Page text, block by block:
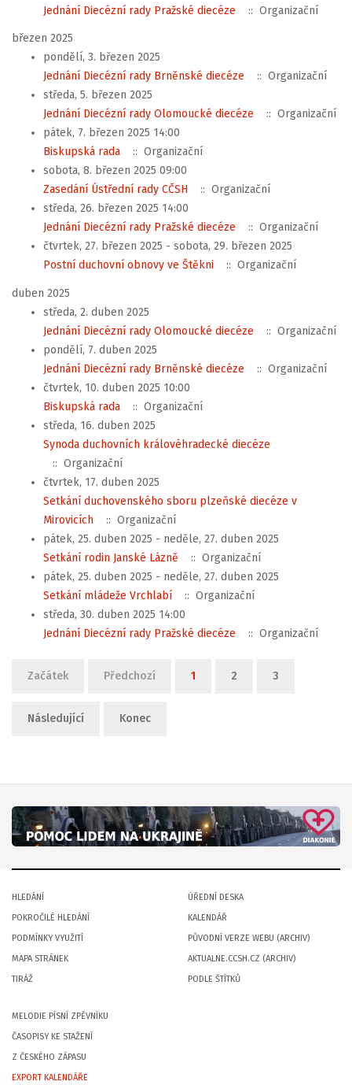
Jednání Diecézní rady Pražské diecéze
:: Organizační
březen 2025
pondělí, 3. březen 2025
Jednání Diecézní rady Brněnské diecéze
:: Organizační
středa, 5. březen 2025
Jednání Diecézní rady Olomoucké diecéze
:: Organizační
pátek, 7. březen 2025 14:00
Biskupská rada
:: Organizační
sobota, 8. březen 2025 09:00
Zasedání Ústřední rady CČSH
:: Organizační
středa, 26. březen 2025 14:00
Jednání Diecézní rady Pražské diecéze
:: Organizační
čtvrtek, 27. březen 2025 - sobota, 29. březen 2025
Postní duchovní obnovy ve Štěkni
:: Organizační
duben 2025
středa, 2. duben 2025
Jednání Diecézní rady Olomoucké diecéze
:: Organizační
pondělí, 7. duben 2025
Jednání Diecézní rady Brněnské diecéze
:: Organizační
čtvrtek, 10. duben 2025 10:00
Biskupská rada
:: Organizační
středa, 16. duben 2025
Synoda duchovních královéhradecké diecéze
:: Organizační
čtvrtek, 17. duben 2025
Setkání duchovenského sboru plzeňské diecéze v
Mirovicích
:: Organizační
pátek, 25. duben 2025 - neděle, 27. duben 2025
Setkání rodin Janské Lázně
:: Organizační
pátek, 25. duben 2025 - neděle, 27. duben 2025
Setkání mládeže Vrchlabí
:: Organizační
středa, 30. duben 2025 14:00
Jednání Diecézní rady Pražské diecéze
:: Organizační
Začátek Předchozí 1 2 3
Následující Konec
HLEDÁNÍ
POKROČILÉ HLEDÁNÍ
PODMÍNKY VYUŽITÍ
MAPA STRÁNEK
TIRÁŽ
ÚŘEDNÍ DESKA
KALENDÁŘ
PŮVODNÍ VERZE WEBU (ARCHIV)
AKTUALNE.CCSH.CZ (ARCHIV)
PODLE ŠTÍTKŮ
MELODIE PÍSNÍ ZPĚVNÍKU
ČASOPISY KE STAŽENÍ
Z ČESKÉHO ZÁPASU
EXPORT KALENDÁŘE